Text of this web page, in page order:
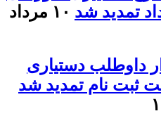
۱۰ مرداد
بیش از ۱۵ هزار داوطلب دستیاری
ثبت نام تمدید شد